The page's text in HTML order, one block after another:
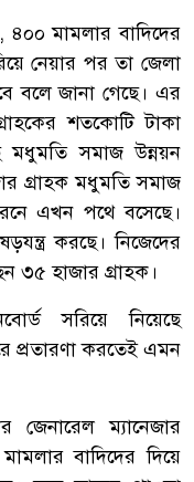
৪০০ মামলার বাদিদের
নেয়ার পর তা জেলা
বলে জানা গেছে। এর
শতকোটি টাকা
মধুমতি সমাজ উন্নয়ন
গ্রাহক মধুমতি সমাজ
এখন পথে বসেছে।
করছে। নিজেদের
৩৫ হাজার গ্রাহক।
সরিয়ে নিয়েছে
প্রতারণা করতেই এমন
জেনারেল ম্যানেজার
বাদিদের দিয়ে